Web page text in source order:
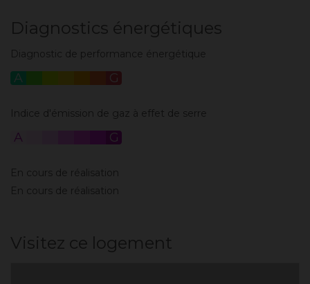
Diagnostics énergétiques
Diagnostic de performance énergétique
A G
Indice d'émission de gaz à effet de serre
A G
En cours de réalisation
En cours de réalisation
Visitez ce logement